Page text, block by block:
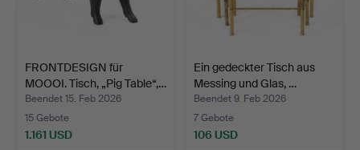
FRONTDESIGN für
MOOOI. Tisch, „Pig Table“,…
Beendet 15. Feb 2026
15 Gebote
1.161 USD
Ein gedeckter Tisch aus
Messing und Glas, …
Beendet 9. Feb 2026
7 Gebote
106 USD